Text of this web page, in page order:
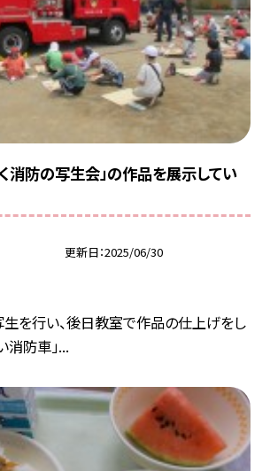
消防の写生会」の作品を展示してい
更新日 2025/06/30
を行い、後日教室で作品の仕上げをし
消防車」...